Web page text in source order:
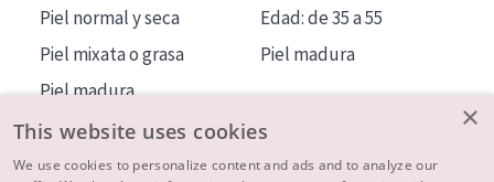
Piel normal y seca
Piel mixata o grasa
Piel madura
Piel expuesta al sol
Piel menopáusica
Edad: de 35 a 55
Piel madura
×
This website uses cookies
We use cookies to personalize content and ads and to analyze our